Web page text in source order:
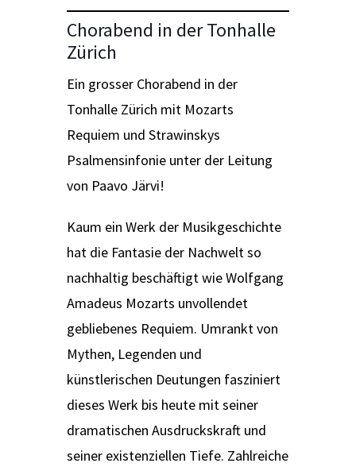
Chorabend in der Tonhalle
Zürich
Ein grosser Chorabend in der
Tonhalle Zürich mit Mozarts
Requiem und Strawinskys
Psalmensinfonie unter der Leitung
von Paavo Järvi!
Kaum ein Werk der Musikgeschichte
hat die Fantasie der Nachwelt so
nachhaltig beschäftigt wie Wolfgang
Amadeus Mozarts unvollendet
gebliebenes Requiem. Umrankt von
Mythen, Legenden und
künstlerischen Deutungen fasziniert
dieses Werk bis heute mit seiner
dramatischen Ausdruckskraft und
seiner existenziellen Tiefe. Zahlreiche